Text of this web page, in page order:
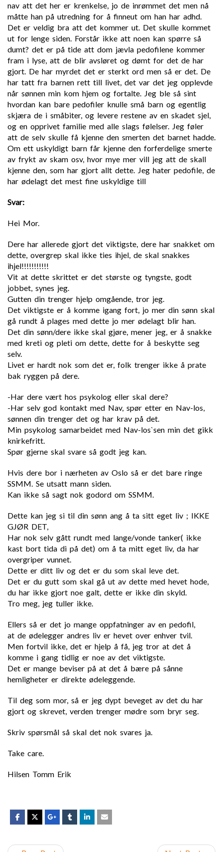
nav att det her er krenkelse, jo de inrømmet det men nå
måtte han på utredning for å finneut om han har adhd.
Det er veldig bra att det kommer ut. Det skulle kommet
ut for lenge siden. Forstår ikke att noen kan spørre så
dumt? det er på tide att dom jævla pedofilene kommer
fram i lyse, att de blir avsløret og dømt for det de har
gjort. De har myrdet det er sterkt ord men så er det. De
har tatt fra barnen rett till livet, det var det jeg opplevde
når sønnen min kom hjem og fortalte. Jeg ble så sint
hvordan kan bare pedofiler knulle små barn og egentlig
skjæra de i småbiter, og levere restene av en skadet sjel,
og en opprivet familie med alle slags følelser. Jeg føler
att de selv skulle få kjenne den smerten det barnet hadde.
Om ett uskyldigt barn får kjenne den forferdelige smerte
av frykt av skam osv, hvor mye mer vill jeg att de skall
kjenne den, som har gjort allt dette. Jeg hater pedofile, de
har ødelagt det mest fine uskyldige till
Svar:
Hei Mor.
Dere har allerede gjort det viktigste, dere har snakket om
dette, overgrep skal ikke ties ihjel, de skal snakkes
ihjel!!!!!!!!!!!
Vit at dette skrittet er det største og tyngste, godt
jobbet, synes jeg.
Gutten din trenger hjelp omgående, tror jeg.
Det viktigste er å komme igang fort, jo mer din sønn skal
gå rundt å plages med dette jo mer ødelagt blir han.
Det din sønn/dere ikke skal gjøre, mener jeg, er å snakke
med kreti og pleti om dette, dette for å beskytte seg
selv.
Livet er hardt nok som det er, folk trenger ikke å prate
bak ryggen på dere.
-Har dere vært hos psykolog eller skal dere?
-Har selv god kontakt med Nav, spør etter en Nav-los,
sønnen din trenger det og har krav på det.
Min psykolog samarbeidet med Nav-los`sen min det gikk
knirkefritt.
Spør gjerne skal svare så godt jeg kan.
Hvis dere bor i nærheten av Oslo så er det bare ringe
SSMM. Se utsatt mann siden.
Kan ikke så sagt nok godord om SSMM.
Dette kan jeg si til din sønn ang å ta sitt eget liv ; IKKE
GJØR DET,
Har nok selv gått rundt med lange/vonde tanker( ikke
kast bort tida di på det) om å ta mitt eget liv, da har
overgriper vunnet.
Dette er ditt liv og det er du som skal leve det.
Det er du gutt som skal gå ut av dette med hevet hode,
du har ikke gjort noe galt, dette er ikke din skyld.
Tro meg, jeg tuller ikke.
Ellers så er det jo mange oppfatninger av en pedofil,
at de ødelegger andres liv er hevet over enhver tvil.
Men fortvil ikke, det er hjelp å få, jeg tror at det å
komme i gang tidlig er noe av det viktigste.
Det er mange beviser på at det å bære på sånne
hemligheter er direkte ødeleggende.
Til deg som mor, så er jeg dypt beveget av det du har
gjort og skrevet, verden trenger mødre som bryr seg.
Skriv spørsmål så skal det nok svares ja.
Take care.
Hilsen Tomm Erik